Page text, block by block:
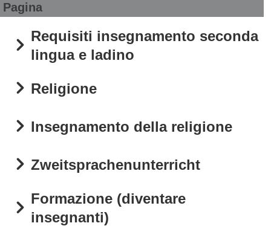
Pagina
Requisiti insegnamento seconda
lingua e ladino
Religione
Insegnamento della religione
Zweitsprachenunterricht
Formazione (diventare
insegnanti)